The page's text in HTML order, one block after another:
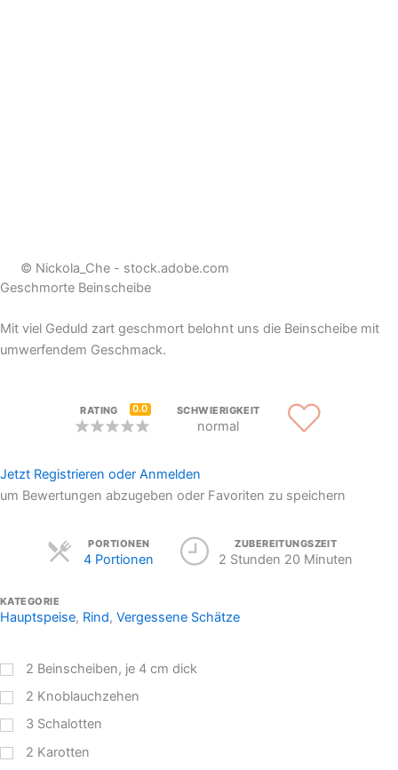
© Nickola_Che - stock.adobe.com
Geschmorte Beinscheibe
Mit viel Geduld zart geschmort belohnt uns die Beinscheibe mit
umwerfendem Geschmack.
RATING 0.0 SCHWIERIGKEIT
normal
Jetzt Registrieren oder Anmelden
um Bewertungen abzugeben oder Favoriten zu speichern
PORTIONEN
4 Portionen
Servings ZUBEREITUNGSZEIT
2 Stunden 20 Minuten
KATEGORIE
Hauptspeise, Rind, Vergessene Schätze
2 Beinscheiben, je 4 cm dick
2 Knoblauchzehen
3 Schalotten
2 Karotten